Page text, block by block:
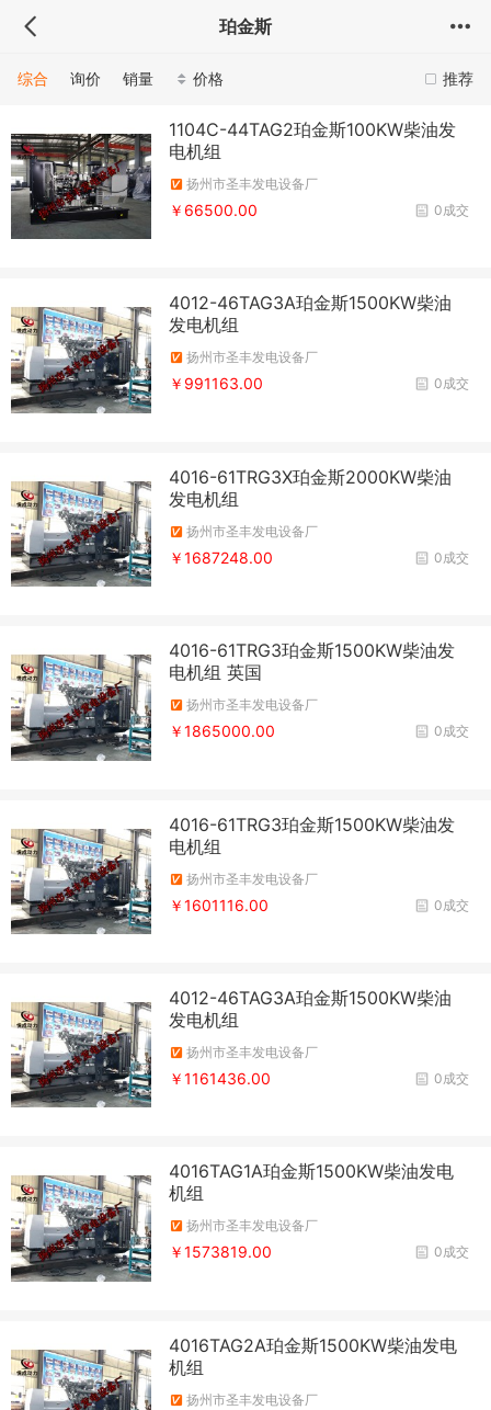
珀金斯
推荐
综合 询价 销量 价格
1104C-44TAG2珀金斯100KW柴油发
电机组
扬州市圣丰发电设备厂
0成交
￥66500.00
4012-46TAG3A珀金斯1500KW柴油
发电机组
扬州市圣丰发电设备厂
0成交
￥991163.00
4016-61TRG3X珀金斯2000KW柴油
发电机组
扬州市圣丰发电设备厂
0成交
￥1687248.00
4016-61TRG3珀金斯1500KW柴油发
电机组 英国
扬州市圣丰发电设备厂
0成交
￥1865000.00
4016-61TRG3珀金斯1500KW柴油发
电机组
扬州市圣丰发电设备厂
0成交
￥1601116.00
4012-46TAG3A珀金斯1500KW柴油
发电机组
扬州市圣丰发电设备厂
0成交
￥1161436.00
4016TAG1A珀金斯1500KW柴油发电
机组
扬州市圣丰发电设备厂
0成交
￥1573819.00
4016TAG2A珀金斯1500KW柴油发电
机组
扬州市圣丰发电设备厂